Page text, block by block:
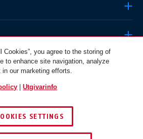
© 2026 ABUS Österreich
Cookies”, you agree to the storing of
to enhance site navigation, analyze
our marketing efforts.
|Utgivarinfo
SETTINGS